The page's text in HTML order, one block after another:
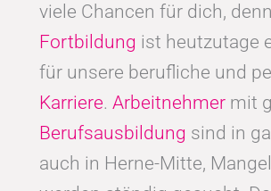
viele Chancen für dich, denn
Fortbildung ist heutzutage
für unsere berufliche und
Karriere. Arbeitnehmer mit
Berufsausbildung sind in
auch in Herne-Mitte,